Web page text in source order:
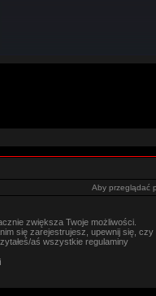
Aby przeglądać
zwiększa Twoje możliwości.
się zarejestrujesz, upewnij się, czy
aś wszystkie regulaminy